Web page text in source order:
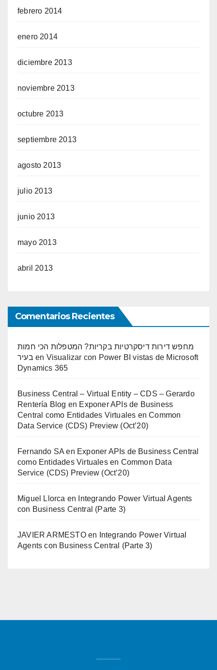
febrero 2014
enero 2014
diciembre 2013
noviembre 2013
octubre 2013
septiembre 2013
agosto 2013
julio 2013
junio 2013
mayo 2013
abril 2013
Comentarios Recientes
מחפש דירות דיסקרטיות בקריות? המטפלות הכי חמות
בעיר en Visualizar con Power BI vistas de Microsoft
Dynamics 365
Business Central – Virtual Entity – CDS – Gerardo
Rentería Blog en Exponer APIs de Business
Central como Entidades Virtuales en Common
Data Service (CDS) Preview (Oct’20)
Fernando SA en Exponer APIs de Business Central
como Entidades Virtuales en Common Data
Service (CDS) Preview (Oct’20)
Miguel Llorca en
Integrando Power Virtual Agents
con Business Central (Parte 3)
JAVIER ARMESTOen
Integrando Power Virtual
Agents con Business Central (Parte 3)